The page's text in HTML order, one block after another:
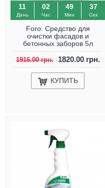
11
День
02
Час
49
Мин
36
Сек
Foro. Средство для
очистки фасадов и
бетонных заборов 5л
1916.00 грн. 1820.00 грн.
КУПИТЬ